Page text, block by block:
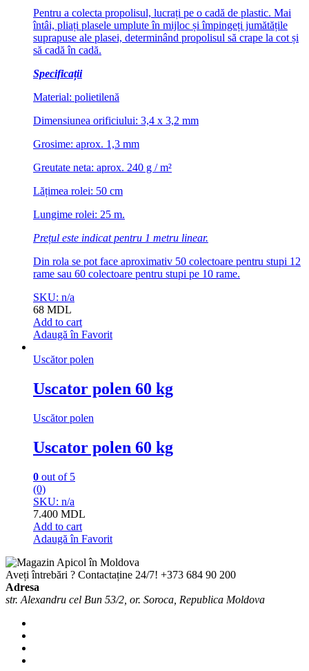
Pentru a colecta propolisul, lucrați pe o cadă de plastic. Mai
întâi, pliați plasele umplute în mijloc și împingeți jumătățile
suprapuse ale plasei, determinând propolisul să crape la cot și
să cadă în cadă.
Specificații
Material: polietilenă
Dimensiunea orificiului: 3,4 x 3,2 mm
Grosime: aprox. 1,3 mm
Greutate neta: aprox. 240 g / m²
Lățimea rolei: 50 cm
Lungime rolei: 25 m.
Prețul este indicat pentru 1 metru linear.
Din rola se pot face aproximativ 50 colectoare pentru stupi 12
rame sau 60 colectoare pentru stupi pe 10 rame.
SKU: n/a
68 MDL
Add to cart
Adaugă în Favorit
Uscător polen
Uscator polen 60 kg
Uscător polen
Uscator polen 60 kg
0 out of 5
(0)
SKU: n/a
7.400 MDL
Add to cart
Adaugă în Favorit
Aveți întrebări ? Contactaține 24/7! +373 684 90 200
Adresa
str. Alexandru cel Bun 53/2, or. Soroca, Republica Moldova